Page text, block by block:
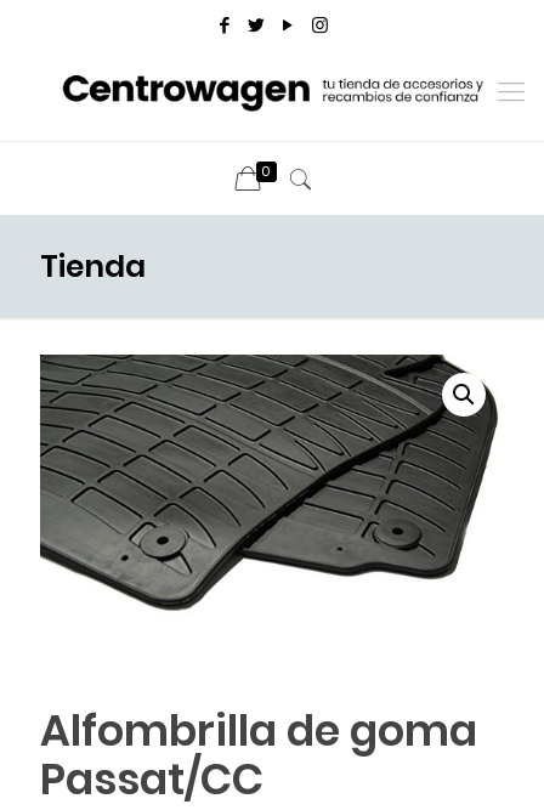
0
Tienda
Alfombrilla de goma
Passat/CC